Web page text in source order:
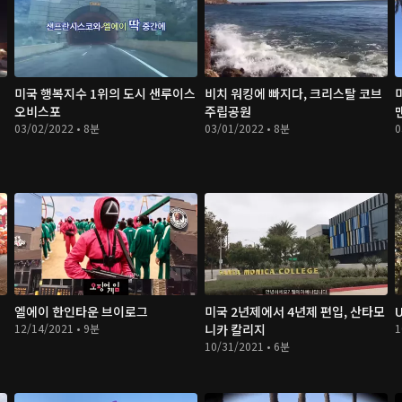
미국 행복지수 1위의 도시 샌루이스
오비스포
03/02/2022 • 8분
비치 워킹에 빠지다, 크리스탈 코브
주립공원
03/01/2022 • 8분
엘에이 한인타운 브이로그
12/14/2021 • 9분
미국 2년제에서 4년제 편입, 산타모
니카 칼리지
10/31/2021 • 6분